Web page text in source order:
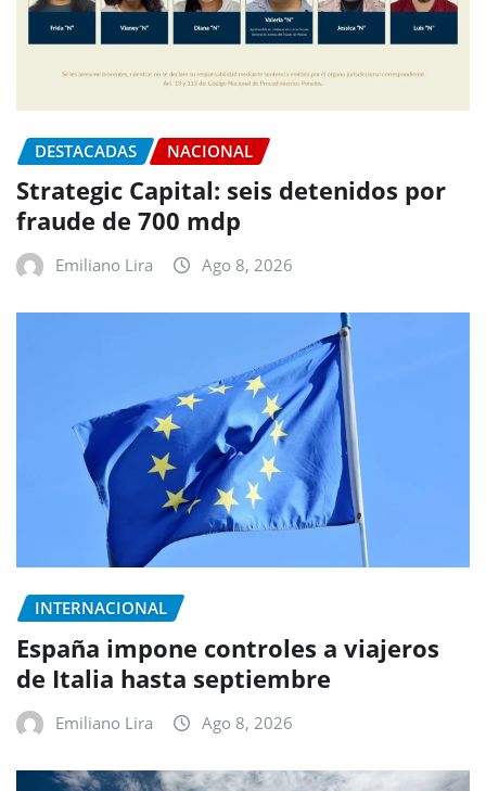
DESTACADAS NACIONAL
Strategic Capital: seis detenidos por
fraude de 700 mdp
Emiliano Lira Ago 8, 2026
INTERNACIONAL
España impone controles a viajeros
de Italia hasta septiembre
Emiliano Lira Ago 8, 2026